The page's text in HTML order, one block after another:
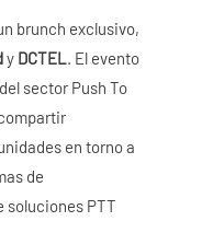
brunch exclusivo,
y DCTEL
. El evento
sector Push To
en torno a
de
soluciones PTT